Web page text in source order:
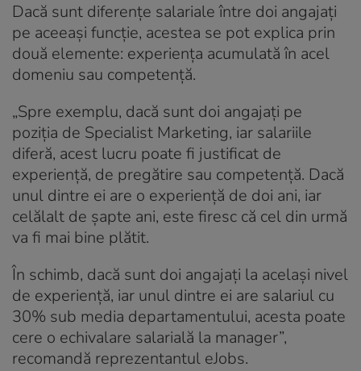
Dacă sunt diferențe salariale între doi angajați
pe aceeași funcție, acestea se pot explica prin
două elemente: experiența acumulată în acel
domeniu sau competență.
„Spre exemplu, dacă sunt doi angajați pe
poziția de Specialist Marketing, iar salariile
diferă, acest lucru poate fi justificat de
experiență, de pregătire sau competență. Dacă
unul dintre ei are o experiență de doi ani, iar
celălalt de șapte ani, este firesc că cel din urmă
va fi mai bine plătit.
În schimb, dacă sunt doi angajați la același nivel
de experiență, iar unul dintre ei are salariul cu
30% sub media departamentului, acesta poate
cere o echivalare salarială la manager”,
recomandă reprezentantul eJobs.